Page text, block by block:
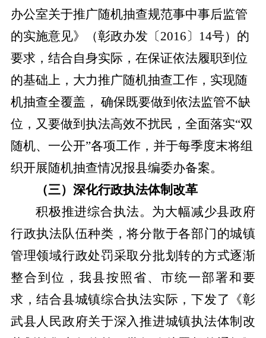
办公室关于推广随机抽查规范事中事后监管
的实施意见》（彰政办发〔2016〕14号）的
要求，结合自身实际，在保证依法履职到位
的基础上，大力推广随机抽查工作，实现随
机抽查全覆盖， 确保既要做到依法监管不缺
位，又要做到执法高效不扰民，全面落实“双
随机、一公开”各项工作，并于每季度末将组
织开展随机抽查情况报县编委办备案。
（三） 深化行政执法体制改革
积极推进综合执法。为大幅减少县政府
行政执法队伍种类，将分散于各部门的城镇
管理领域行政处罚采取分批划转的方式逐渐
整合到位，我县按照省、市统一部署和要
求，结合县城镇综合执法实际，下发了《彰
武县人民政府关于深入推进城镇执法体制改